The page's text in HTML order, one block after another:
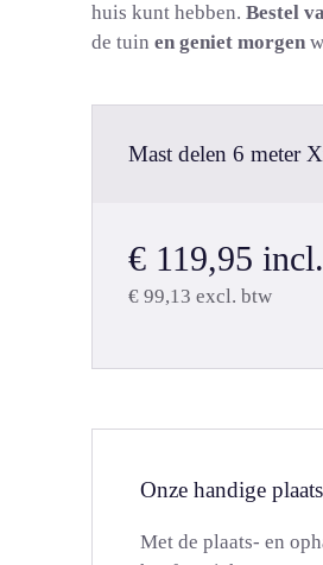
huis kunt hebben. Bestel
de tuin en geniet morgen
Mast delen 6 meter
€ 119,95
€ 99,13 excl. btw
Onze handige
Met de plaats- en